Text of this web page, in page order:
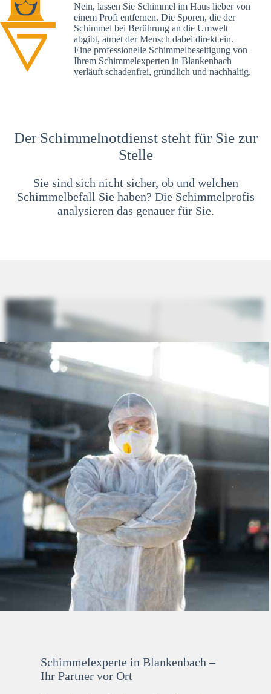
Nein, lassen Sie Schimmel im Haus lieber von
einem Profi entfernen. Die Sporen, die der
Schimmel bei Berührung an die Umwelt
abgibt, atmet der Mensch dabei direkt ein.
Eine professionelle Schimmelbeseitigung von
Ihrem Schimmelexperten in Blankenbach
verläuft schadenfrei, gründlich und nachhaltig.
Der Schimmelnotdienst steht für Sie zur
Stelle
Sie sind sich nicht sicher, ob und welchen
Schimmelbefall Sie haben? Die Schimmelprofis
analysieren das genauer für Sie.
Schimmelexperte in Blankenbach –
Ihr Partner vor Ort